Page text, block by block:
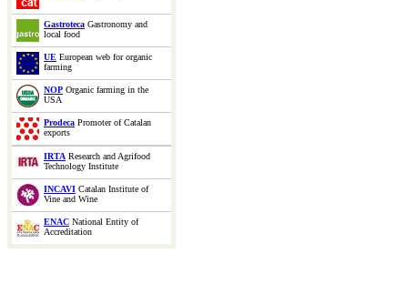
Gastroteca Gastronomy and
local food
UE European web for organic
farming
NOP Organic farming in the
USA
Prodeca Promoter of Catalan
exports
IRTA Research and Agrifood
Technology Institute
INCAVI Catalan Institute of
Vine and Wine
ENAC National Entity of
Accreditation